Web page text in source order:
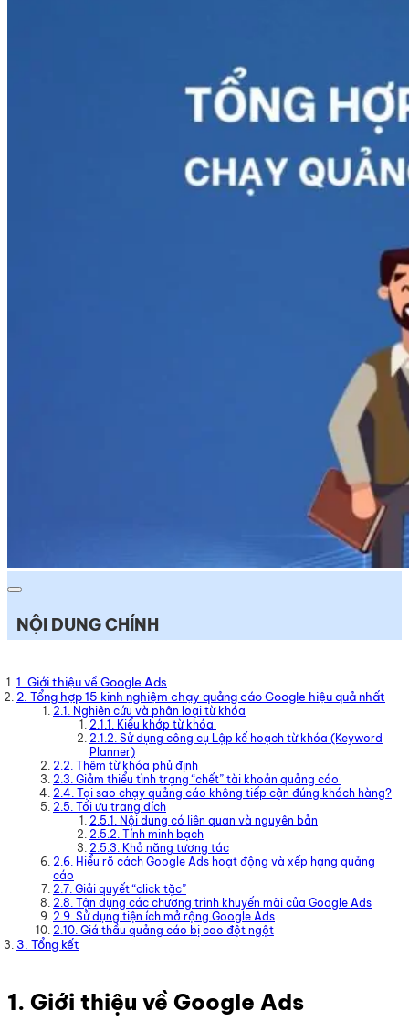
NỘI DUNG CHÍNH
1. Giới thiệu về Google Ads
2. Tổng hợp 15 kinh nghiệm chạy quảng cáo Google hiệu quả nhất
2.1. Nghiên cứu và phân loại từ khóa
2.1.1. Kiểu khớp từ khóa
2.1.2. Sử dụng công cụ Lập kế hoạch từ khóa (Keyword
Planner)
2.2. Thêm từ khóa phủ định
2.3. Giảm thiểu tình trạng “chết” tài khoản quảng cáo
2.4. Tại sao chạy quảng cáo không tiếp cận đúng khách hàng?
2.5. Tối ưu trang đích
2.5.1. Nội dung có liên quan và nguyên bản
2.5.2. Tính minh bạch
2.5.3. Khả năng tương tác
2.6. Hiểu rõ cách Google Ads hoạt động và xếp hạng quảng
cáo
2.7. Giải quyết “click tặc”
2.8. Tận dụng các chương trình khuyến mãi của Google Ads
2.9. Sử dụng tiện ích mở rộng Google Ads
2.10. Giá thầu quảng cáo bị cao đột ngột
3. Tổng kết
1. Giới thiệu về Google Ads